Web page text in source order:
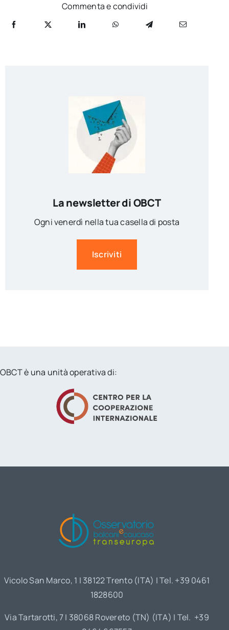
Commenta e condividi
La newsletter di OBCT
Ogni venerdì nella tua casella di posta
Iscriviti
OBCT è una unità operativa di:
Vicolo San Marco, 1 | 38122 Trento (ITA) | Tel. +39 0461
1828600
Via Tartarotti, 7 | 38068 Rovereto (TN) (ITA) | Tel. +39